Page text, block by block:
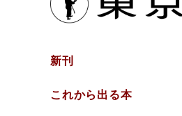
新刊
これから出る本